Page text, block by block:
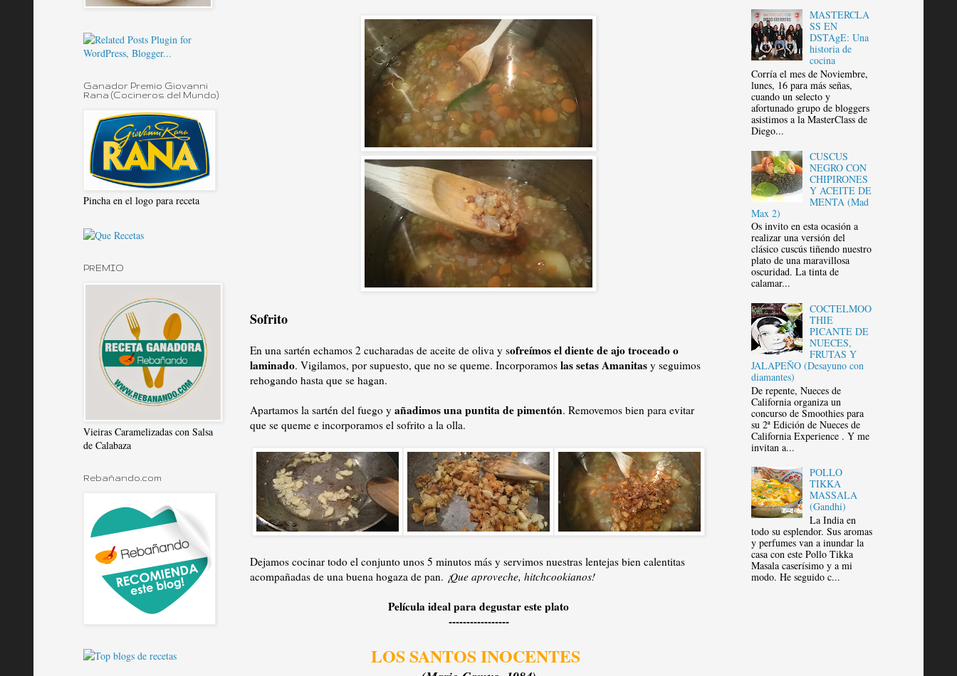
Sofrito
En una sartén echamos 2 cucharadas de aceite de oliva y sofreímos el diente de ajo troceado o
laminado. Vigilamos, por supuesto, que no se queme. Incorporamos las setas Amanitas y seguimos
rehogando hasta que se hagan.
Apartamos la sartén del fuego y añadimos una puntita de pimentón. Removemos bien para evitar
que se queme e incorporamos el sofrito a la olla.
Dejamos cocinar todo el conjunto unos 5 minutos más y servimos nuestras lentejas bien calentitas
acompañadas de una buena hogaza de pan. ¡Que aproveche, hitchcookianos!
Película ideal para degustar este plato
-----------------
LOS SANTOS INOCENTES
Ganador Premio Giovanni
Rana (Cocineros del Mundo)
Pincha en el logo para receta
PREMIO
Vieiras Caramelizadas con Salsa
de Calabaza
Rebañando.com
MASTERCLA
SS EN
DSTAgE: Una
historia de
cocina
Corría el mes de Noviembre,
lunes, 16 para más señas,
cuando un selecto y
afortunado grupo de bloggers
asistimos a la MasterClass de
Diego...
CUSCUS
NEGRO CON
CHIPIRONES
Y ACEITE DE
MENTA (Mad
Max 2)
Os invito en esta ocasión a
realizar una versión del
clásico cuscús tiñendo nuestro
plato de una maravillosa
oscuridad. La tinta de
calamar...
COCTELMOO
THIE
PICANTE DE
NUECES,
FRUTAS Y
JALAPEÑO (Desayuno con
diamantes)
De repente, Nueces de
California organiza un
concurso de Smoothies para
su 2ª Edición de Nueces de
California Experience . Y me
invitan a...
POLLO
TIKKA
MASSALA
(Gandhi)
La India en
todo su esplendor. Sus aromas
y perfumes van a inundar la
casa con este Pollo Tikka
Masala caserísimo y a mi
modo. He seguido c...